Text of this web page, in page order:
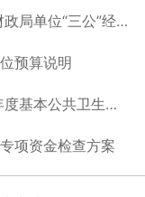
2014年岳阳县财政局单位“三公”经费预算情况表
预算说明
关于开展2013年度基本公共卫生服务专项资金绩效评价的通知
项资金检查方案